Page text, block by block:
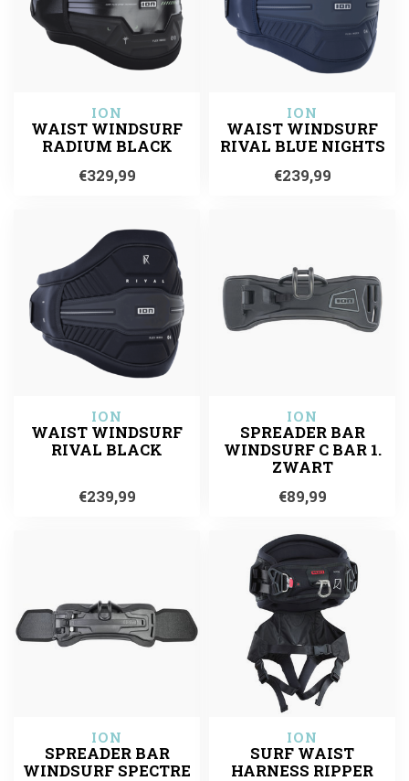
ION
WAIST WINDSURF
RADIUM BLACK
€329,99
ION
WAIST WINDSURF
RIVAL BLUE NIGHTS
€239,99
ION
WAIST WINDSURF
RIVAL BLACK
€239,99
ION
SPREADER BAR
WINDSURF C BAR 1.
ZWART
€89,99
ION
SPREADER BAR
WINDSURF SPECTRE
ION
SURF WAIST
HARNESS RIPPER